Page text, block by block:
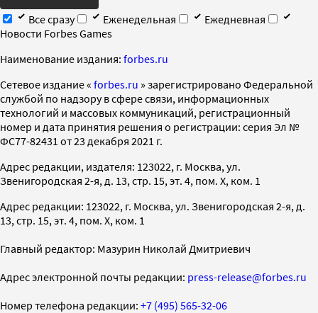
Все сразу
Еженедельная
Ежедневная
Новости Forbes Games
Наименование издания: forbes.ru
Cетевое издание « forbes.ru » зарегистрировано Федеральной
службой по надзору в сфере связи, информационных
технологий и массовых коммуникаций, регистрационный
номер и дата принятия решения о регистрации: серия Эл №
ФС77-82431 от 23 декабря 2021 г.
Адрес редакции, издателя: 123022, г. Москва, ул.
Звенигородская 2-я, д. 13, стр. 15, эт. 4, пом. X, ком. 1
Адрес редакции: 123022, г. Москва, ул. Звенигородская 2-я, д.
13, стр. 15, эт. 4, пом. X, ком. 1
Главный редактор: Мазурин Николай Дмитриевич
Адрес электронной почты редакции: press-release@forbes.ru
Номер телефона редакции: +7 (495) 565-32-06